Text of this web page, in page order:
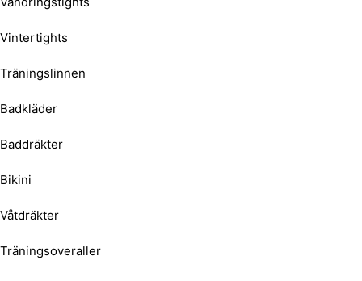
Vintertights
Träningslinnen
Badkläder
Baddräkter
Bikini
Våtdräkter
Träningsoveraller